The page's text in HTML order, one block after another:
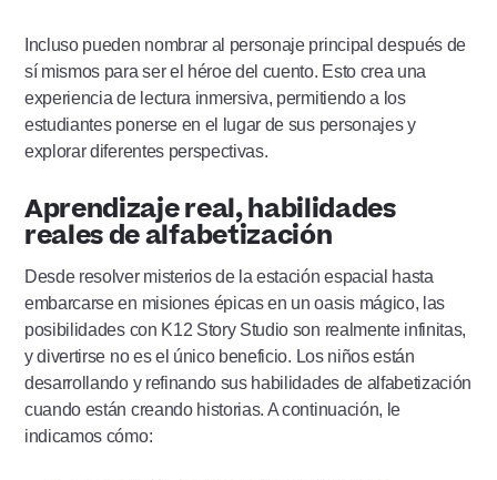
Incluso pueden nombrar al personaje principal después de
sí mismos para ser el héroe del cuento. Esto crea una
experiencia de lectura inmersiva, permitiendo a los
estudiantes ponerse en el lugar de sus personajes y
explorar diferentes perspectivas.
Aprendizaje real, habilidades
reales de alfabetización
Desde resolver misterios de la estación espacial hasta
embarcarse en misiones épicas en un oasis mágico, las
posibilidades con K12 Story Studio son realmente infinitas,
y divertirse no es el único beneficio. Los niños están
desarrollando y refinando sus habilidades de alfabetización
cuando están creando historias. A continuación, le
indicamos cómo: